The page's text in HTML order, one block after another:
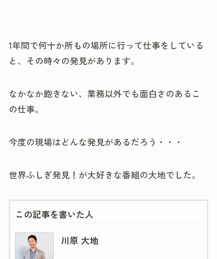
1年間で何十か所もの場所に行って仕事をしている
と、その時々の発見があります。
なかなか飽きない、業務以外でも面白さのあるこ
の仕事。
今度の現場はどんな発見があるだろう・・・
世界ふしぎ発見！が大好きな番組の大地でした。
この記事を書いた人
川原 大地